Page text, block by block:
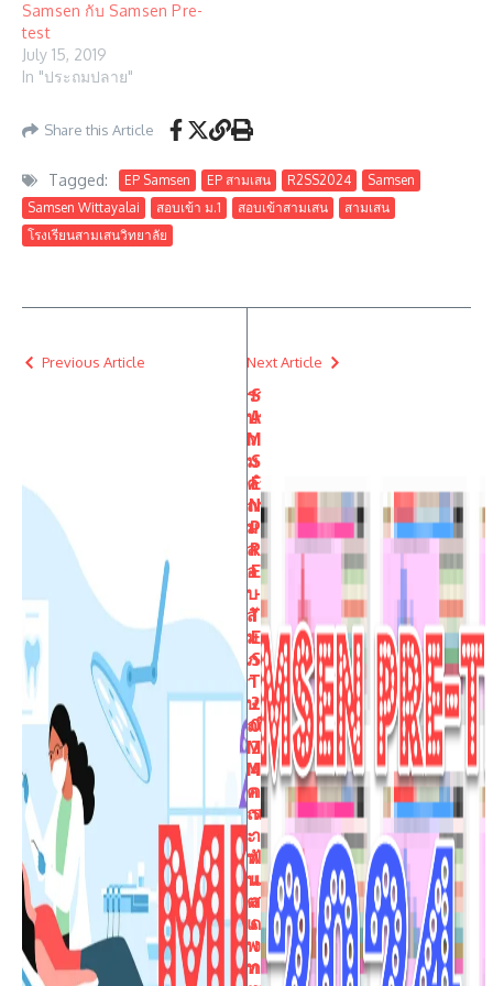
Samsen กับ Samsen Pre-
test
July 15, 2019
In "ประถมปลาย"
Share this Article
Tagged: EP Samsen EP สามเสน R2SS2024
Samsen
Samsen Wittayalai
สอบเข้า ม.1 สอบเข้าสามเสน
สามเสน
โรงเรียนสามเสนวิทยาลัย
Previous Article
รว
บร
ว
ม
คำ
ถา
ม
ส
อ
บ
สั
ม
ภ
า
ษ
ณ์
M
MI
ค
ณ
ะ
ทั
น
ต
แ
พ
ท
Next Article
S
A
M
S
E
N
P
R
E
-
T
E
S
T
2
0
2
4
ก
ร
า
ฟ
แ
ส
ด
ง
ก